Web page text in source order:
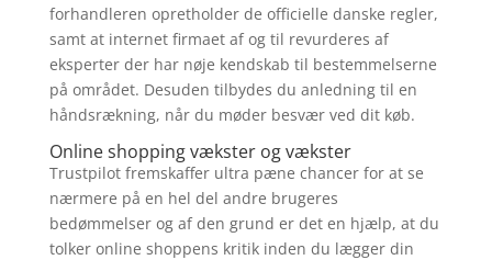
forhandleren opretholder de officielle danske regler,
samt at internet firmaet af og til revurderes af
eksperter der har nøje kendskab til bestemmelserne
på området. Desuden tilbydes du anledning til en
håndsrækning, når du møder besvær ved dit køb.
Online shopping vækster og vækster
Trustpilot fremskaffer ultra pæne chancer for at se
nærmere på en hel del andre brugeres
bedømmelser og af den grund er det en hjælp, at du
tolker online shoppens kritik inden du lægger din